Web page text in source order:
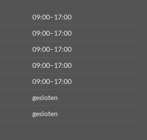
09:00–17:00
09:00–17:00
09:00–17:00
09:00–17:00
09:00–17:00
gesloten
gesloten